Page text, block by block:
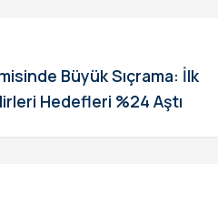
Büyük Sıçrama: İlk
Hedefleri %24 Aştı